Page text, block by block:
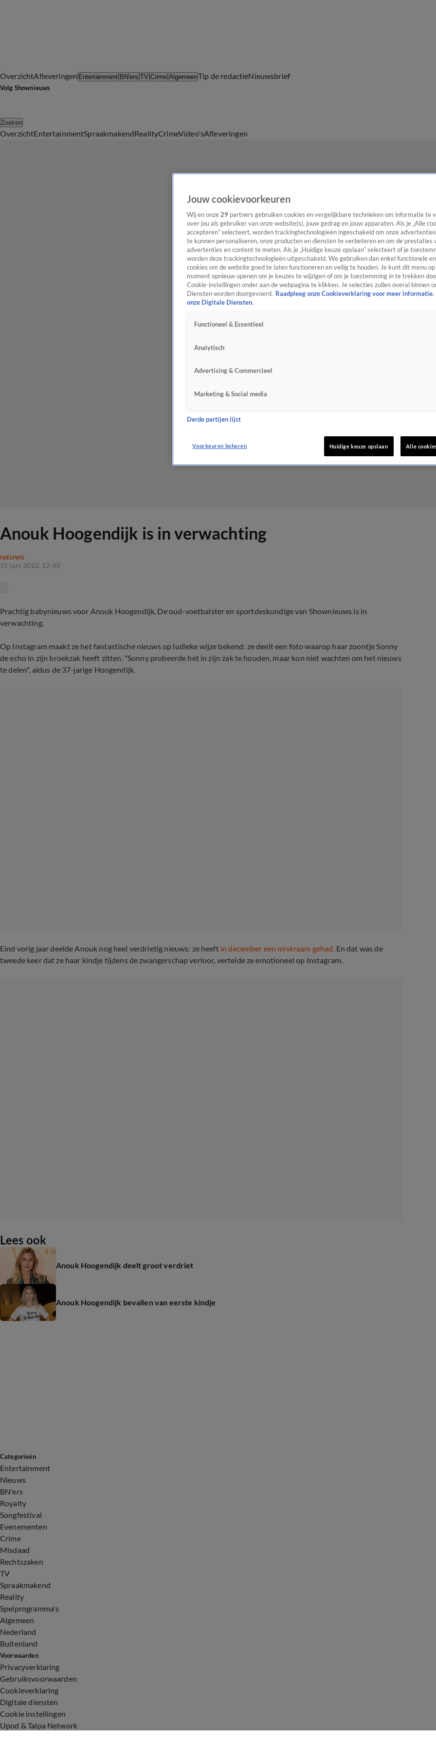
OverzichtAfleveringen Entertainment BN'ers TV Crime AlgemeenTip de redactieNieuwsbrief
Volg Shownieuws
Zoeken
OverzichtEntertainmentSpraakmakendRealityCrimeVideo'sAfleveringen
Anouk Hoogendijk is in verwachting
NIEUWS
15 juni 2022, 12:43
Prachtig babynieuws voor Anouk Hoogendijk. De oud-voetbalster en sportdeskundige van Shownieuws is in
verwachting.
Op Instagram maakt ze het fantastische nieuws op ludieke wijze bekend: ze deelt een foto waarop haar zoontje Sonny
de echo in zijn broekzak heeft zitten. "Sonny probeerde het in zijn zak te houden, maar kon niet wachten om het nieuws
te delen", aldus de 37-jarige Hoogendijk.
Eind vorig jaar deelde Anouk nog heel verdrietig nieuws: ze heeft in december een miskraam gehad. En dat was de
tweede keer dat ze haar kindje tijdens de zwangerschap verloor, vertelde ze emotioneel op Instagram.
Lees ook
Anouk Hoogendijk deelt groot verdriet
Anouk Hoogendijk bevallen van eerste kindje
Categorieën
Entertainment
Nieuws
BN'ers
Royalty
Songfestival
Evenementen
Crime
Misdaad
Rechtszaken
TV
Spraakmakend
Reality
Spelprogramma's
Algemeen
Nederland
Buitenland
Voorwaarden
Privacyverklaring
Gebruiksvoorwaarden
Cookieverklaring
Digitale diensten
Cookie instellingen
Upod & Talpa Network
Jouw cookievoorkeuren
Wij en onze 29 partners gebruiken cookies en vergelijkbare technieken om informatie te
over jou als gebruiker van onze website(s), jouw gedrag en jouw apparaten. Als je „Alle
accepteren” selecteert, worden trackingtechnologieën ingeschakeld om onze
te kunnen personaliseren, onze producten en diensten te verbeteren en om de prestaties
advertenties en content te meten. Als je „Huidige keuze opslaan” selecteert of je
worden deze trackingtechnologieën uitgeschakeld. We gebruiken dan enkel functionele
cookies om de website goed te laten functioneren en veilig te houden. Je kunt dit menu
moment opnieuw openen om je keuzes te wijzigen of om je toestemming in te trekken
Cookie-instellingen onder aan de webpagina te klikken. Je selecties zullen overal binnen
Diensten worden doorgevoerd. Raadpleeg onze Cookieverklaring voor meer informatie.
onze Digitale Diensten.
Functioneel & Essentieel
Analytisch
Advertising & Commercieel
Marketing & Social media
Derde partijen lijst
Voorkeuren beheren Huidige keuze opslaan Alle